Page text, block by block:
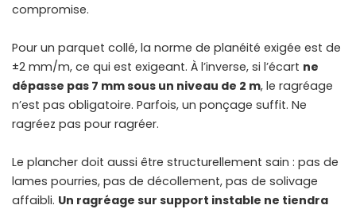
compromise.
Pour un parquet collé, la norme de planéité exigée est de
±2 mm/m, ce qui est exigeant. À l’inverse, si l’écart ne
dépasse pas 7 mm sous un niveau de 2 m, le ragréage
n’est pas obligatoire. Parfois, un ponçage suffit. Ne
ragréez pas pour ragréer.
Le plancher doit aussi être structurellement sain : pas de
lames pourries, pas de décollement, pas de solivage
affaibli. Un ragréage sur support instable ne tiendra